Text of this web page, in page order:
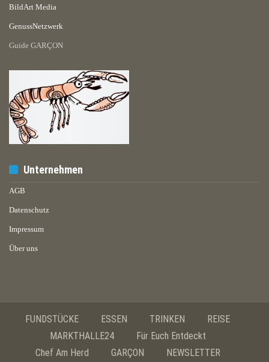
BildArt Media
GenussNetzwerk
Guide GARÇON
Unternehmen
AGB
Datenschutz
Impressum
Über uns
FUNDSTÜCKE ESSEN TRINKEN
REISE
MARKTHALLE24
Für Euch Entdeckt
Chef Am Herd
GARÇON NEWSLETTER